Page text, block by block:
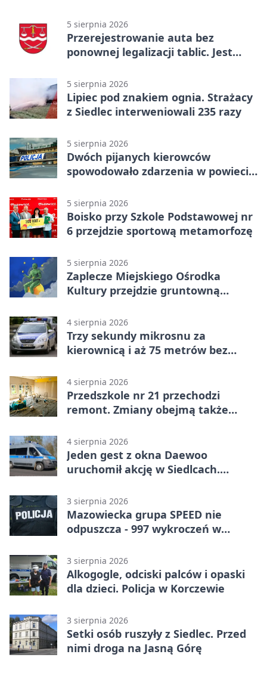
5 sierpnia 2026
Przerejestrowanie auta bez
ponownej legalizacji tablic. Jest
5 sierpnia 2026
Lipiec pod znakiem ognia. Strażacy
z Siedlec interweniowali 235 razy
5 sierpnia 2026
Dwóch pijanych kierowców
spowodowało zdarzenia w powiecie
5 sierpnia 2026
Boisko przy Szkole Podstawowej nr
6 przejdzie sportową metamorfozę
5 sierpnia 2026
Zaplecze Miejskiego Ośrodka
Kultury przejdzie gruntowną
4 sierpnia 2026
Trzy sekundy mikrosnu za
kierownicą i aż 75 metrów bez
4 sierpnia 2026
Przedszkole nr 21 przechodzi
remont. Zmiany obejmą także
4 sierpnia 2026
Jeden gest z okna Daewoo
uruchomił akcję w Siedlcach.
3 sierpnia 2026
Mazowiecka grupa SPEED nie
odpuszcza - 997 wykroczeń w
3 sierpnia 2026
Alkogogle, odciski palców i opaski
dla dzieci. Policja w Korczewie
3 sierpnia 2026
Setki osób ruszyły z Siedlec. Przed
nimi droga na Jasną Górę